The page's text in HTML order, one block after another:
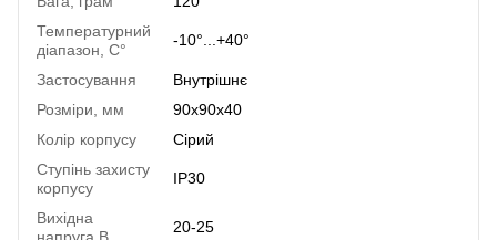
Температурний
діапазон, C°
-10°...+40°
Застосування
Внутрішнє
Розміри, мм
90x90x40
Колір корпусу
Сірий
Ступінь захисту
корпусу
IP30
Вихідна
напруга,В
20-25